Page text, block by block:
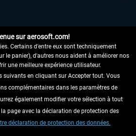
ICI
LES DERNIÈRES
sur aerosoft.com!
Certains d'entre eux sont techniquement
le panier), d'autres nous aident à améliorer nos
une meilleure expérience utilisateur.
suivants en cliquant sur Accepter tout. Vous
complémentaires dans les paramètres de
également modifier votre sélection à tout
page avec la déclaration de protection des
déclaration de protection des données.